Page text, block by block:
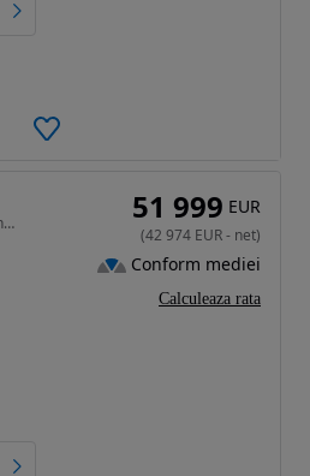
272 CP • Mercedes-Benz Mercedes-Benz CLA 250+ cu Tehnologie EQ 51 999 EUR
(42 974 EUR- net)
Conform mediei
Calculeaza rata